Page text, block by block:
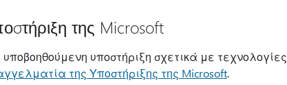
της Microsoft
υποβοηθούμενη υποστήριξη σχετικά με τεχνολογίες
της Υποστήριξης της Microsoft.